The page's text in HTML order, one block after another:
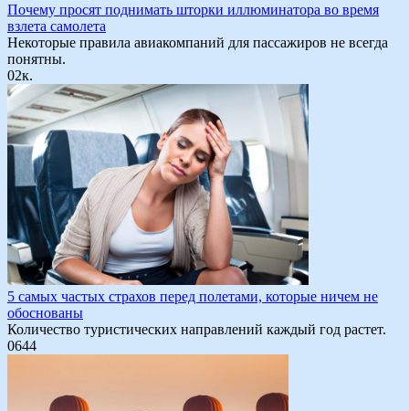
Почему просят поднимать шторки иллюминатора во время
взлета самолета
Некоторые правила авиакомпаний для пассажиров не всегда
понятны.
02к.
5 самых частых страхов перед полетами, которые ничем не
обоснованы
Количество туристических направлений каждый год растет.
0644